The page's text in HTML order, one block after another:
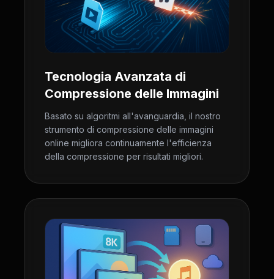
Tecnologia Avanzata di
Compressione delle Immagini
Basato su algoritmi all'avanguardia, il nostro
strumento di compressione delle immagini
online migliora continuamente l'efficienza
della compressione per risultati migliori.